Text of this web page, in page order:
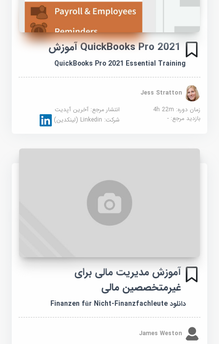
QuickBooks Pro 2021 آموزش
QuickBooks Pro 2021 Essential Training
Jess Stratton
زمان دوره: 4h 22m
انتشار مرجع:آخرین آپدیت
بازدید مرجع:- شرکت:Linkedin (لینکدین)
آموزش مدیریت مالی برای
غیرمتخصصین مالی
دانلود Finanzen für Nicht-Finanzfachleute
James Weston